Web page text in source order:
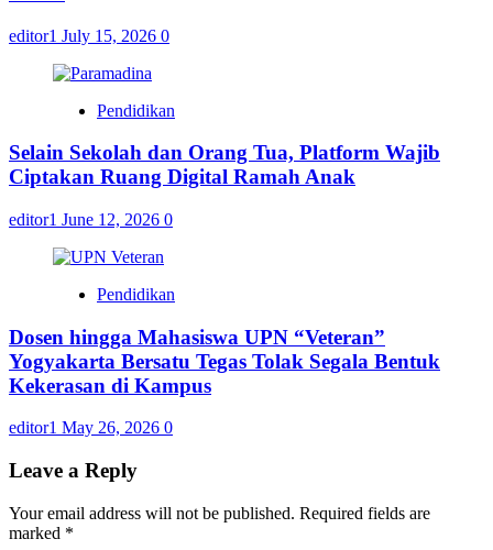
editor1 July 15, 2026 0
Pendidikan
Selain Sekolah dan Orang Tua, Platform Wajib
Ciptakan Ruang Digital Ramah Anak
editor1 June 12, 2026 0
Pendidikan
Dosen hingga Mahasiswa UPN “Veteran”
Yogyakarta Bersatu Tegas Tolak Segala Bentuk
Kekerasan di Kampus
editor1 May 26, 2026 0
Leave a Reply
Your email address will not be published. Required fields are
marked *